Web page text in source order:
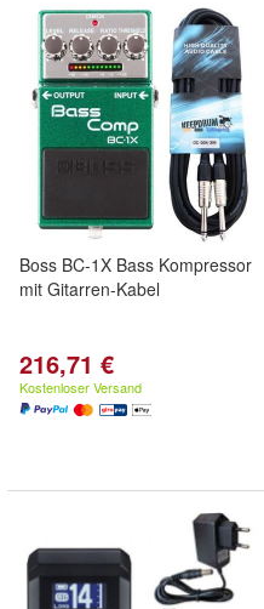
Boss BC-1X Bass Kompressor
mit Gitarren-Kabel
216,71 €
Kostenloser Versand